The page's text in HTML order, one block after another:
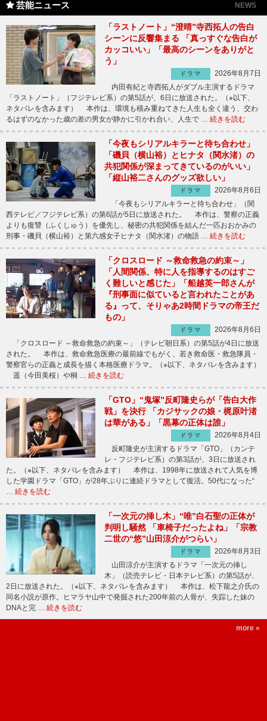
芸能ニュース NEWS
「ラストノート」“澄晴”寺西拓人の告白
シーンに反響集まる 「真っすぐな告白が
カッコいい」「最高のシーンをありがと
う」
ドラマ
2026年8月7日
内田有紀と寺西拓人がダブル主演するドラマ
「ラストノート」（フジテレビ系）の第5話が、6日に放送された。（※以下、
ネタバレを含みます） 本作は、環境も積み重ねてきた人生も全く違う、交わ
るはずのなかった歳の差の男女が静かに引かれ合い、人生で … 続きを読む
「今夜もシリアルキラーと待ち合わせ」
「磯貝（横山裕）とヒナタ（関水渚）の
共犯関係が深まってきているのがいい」
「縦山裕二さんのグッズ欲しい」
ドラマ
2026年8月6日
「今夜もシリアルキラーと待ち合わせ」（関
西テレビ／フジテレビ系）の第6話が5日に放送された。 本作は、警察の正義
よりも復讐（ふくしゅう）を優先し、秘密の共犯関係を結んだ一匹おおかみの
刑事・磯貝（横山裕）と第六感女子ヒナタ（関水渚）の物語 … 続きを読む
「クロスロード ～救命救急の約束～」
「人間関係、特に人を指導するのはすご
く難しいと感じた」「船越英一郎さんが
『刑事面に似ていると言われたことがあ
る』って、そりゃあ2時間ドラマの帝王だ
もの」
ドラマ
2026年8月6日
「クロスロード ～救命救急の約束～」（テレビ朝日系）の第5話が4日に放送
された。 本作は、救命救急医療の最前線でもがく、若き救命医・救急隊員・
警察官らの正義と成長を描く本格医療ドラマ。（※以下、ネタバレを含みます）
遥（今田美桜）や桐 … 続きを読む
「GTO」“鬼塚”反町隆史らが「告白大作
戦」を決行 「カジサックの娘・梶原叶渚
は華がある」「黒幕の正体は誰」
ドラマ
2026年8月4日
反町隆史が主演するドラマ「GTO」（カンテ
レ・フジテレビ系）の第3話が、3日に放送され
た。（※以下、ネタバレを含みます） 本作は、1998年に放送されて人気を博
した学園ドラマ「GTO」が28年ぶりに連続ドラマとして復活。50代になった“
続きを読む
「一次元の挿し木」“唯”白石聖の正体が
判明し騒然 「車椅子だったよね」「宗教
二世の“悠”山田涼介がつらい」
ドラマ
2026年8月3日
山田涼介が主演するドラマ「一次元の挿し
木」（読売テレビ・日本テレビ系）の第5話が、
2日に放送された。（※以下、ネタバレを含みます） 本作は、松下龍之介氏の
同名小説が原作。ヒマラヤ山中で発掘された200年前の人骨が、失踪した妹の
DNAと完 … 続きを読む
more »